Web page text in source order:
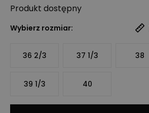
Produkt dostępny
Wybierz rozmiar:
36 2/3 37 1/3 38
39 1/3 40